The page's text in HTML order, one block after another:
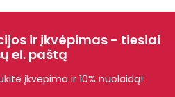
ir įkvėpimas - tiesiai
el. paštą
įkvėpimo ir 10% nuolaidą!